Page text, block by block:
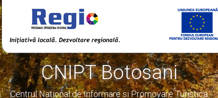
CNIPT Botosani
Centrul National de Informare si Promovare Turistica